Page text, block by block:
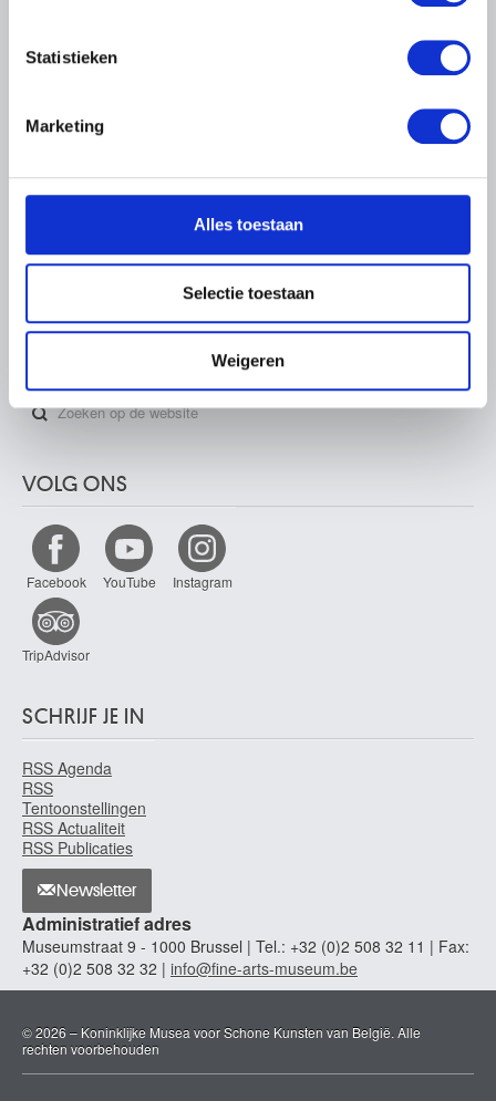
detailgedeeltein.
U kunt uw toestemming op elk moment wijzigen of
We gebruiken cookies om content en advertenties te
personaliseren, om functies voor social media te bieden
en om ons websiteverkeer te analyseren. Ook delen we
informatie over uw gebruik van onze site met onze
partners voor social media, adverteren en analyse. Deze
informatie die u aan ze heeft verstrekt of die ze hebben
verzameld op basis van uw gebruik van hun services.
Statistieken
Marketing
Alles toestaan
Selectie toestaan
Weigeren
Vautierstraat 62 – 1050 Brussel
VOLG ONS
Facebook YouTube Instagram
TripAdvisor
SCHRIJF JE IN
RSS Agenda
RSS
Tentoonstellingen
RSS Actualiteit
RSS Publicaties
Newsletter
Administratief adres
Museumstraat 9 - 1000 Brussel | Tel.: +32 (0)2 508 32 11 | Fax:
+32 (0)2 508 32 32 | info@fine-arts-museum.be
© 2026 – Koninklijke Musea voor Schone Kunsten van België. Alle
rechten voorbehouden